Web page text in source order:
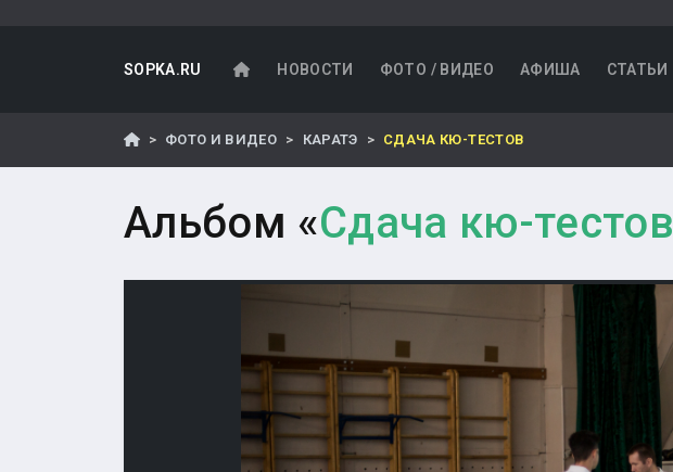
SOPKA.RU НОВОСТИ ФОТО / ВИДЕО АФИША СТАТЬИ
ФОТО И ВИДЕО КАРАТЭ СДАЧА КЮ-ТЕСТОВ
Альбом «Сдача кю-тестов